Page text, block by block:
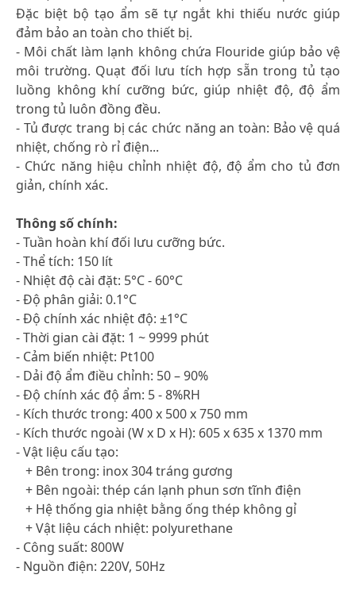
Đặc biệt bộ tạo ẩm sẽ tự ngắt khi thiếu nước giúp
đảm bảo an toàn cho thiết bị.
- Môi chất làm lạnh không chứa Flouride giúp bảo vệ
môi trường. Quạt đối lưu tích hợp sẵn trong tủ tạo
luồng không khí cưỡng bức, giúp nhiệt độ, độ ẩm
trong tủ luôn đồng đều.
- Tủ được trang bị các chức năng an toàn: Bảo vệ quá
nhiệt, chống rò rỉ điện...
- Chức năng hiệu chỉnh nhiệt độ, độ ẩm cho tủ đơn
giản, chính xác.
Thông số chính:
- Tuần hoàn khí đối lưu cưỡng bức.
- Thể tích: 150 lít
- Nhiệt độ cài đặt: 5°C - 60°C
- Độ phân giải: 0.1°C
- Độ chính xác nhiệt độ: ±1°C
- Thời gian cài đặt: 1 ~ 9999 phút
- Cảm biến nhiệt: Pt100
- Dải độ ẩm điều chỉnh: 50 – 90%
- Độ chính xác độ ẩm: 5 - 8%RH
- Kích thước trong: 400 x 500 x 750 mm
- Kích thước ngoài (W x D x H): 605 x 635 x 1370 mm
- Vật liệu cấu tạo:
+ Bên trong: inox 304 tráng gương
+ Bên ngoài: thép cán lạnh phun sơn tĩnh điện
+ Hệ thống gia nhiệt bằng ống thép không gỉ
+ Vật liệu cách nhiệt: polyurethane
- Công suất: 800W
- Nguồn điện: 220V, 50Hz